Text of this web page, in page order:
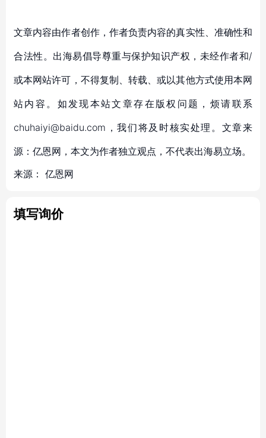
文章内容由作者创作，作者负责内容的真实性、准确性和
合法性。出海易倡导尊重与保护知识产权，未经作者和/
或本网站许可，不得复制、转载、或以其他方式使用本网
站内容。如发现本站文章存在版权问题，烦请联系
chuhaiyi@baidu.com，我们将及时核实处理。文章来
源：亿恩网，本文为作者独立观点，不代表出海易立场。
来源： 亿恩网
填写询价